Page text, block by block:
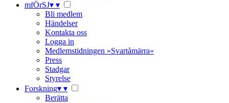
mfÖrSJ▾ ▾
Bli medlem
Händelser
Kontakta oss
Logga in
Medlemstidningen »Svartåmärra«
Press
Stadgar
Styrelse
Forskning▾ ▾
Berätta